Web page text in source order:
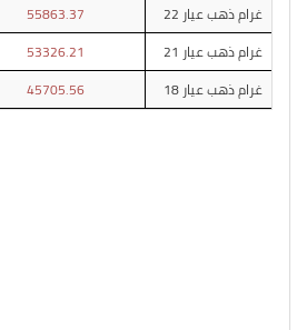
غرام ذهب عيار 22
55863.37
غرام ذهب عيار 21
53326.21
غرام ذهب عيار 18
45705.56